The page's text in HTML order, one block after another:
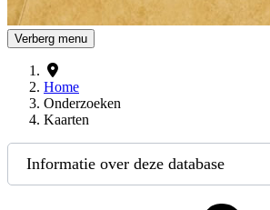
Verberg menu
Home
Onderzoeken
Kaarten
Informatie over deze database